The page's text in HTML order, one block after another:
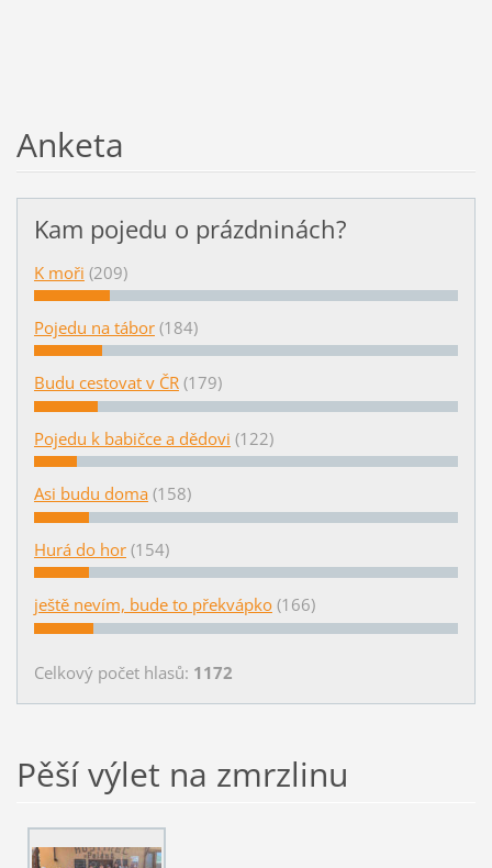
Anketa
Kam pojedu o prázdninách?
K moři (209)
Pojedu na tábor (184)
Budu cestovat v ČR (179)
Pojedu k babičce a dědovi (122)
Asi budu doma (158)
Hurá do hor (154)
ještě nevím, bude to překvápko (166)
Celkový počet hlasů: 1172
Pěší výlet na zmrzlinu